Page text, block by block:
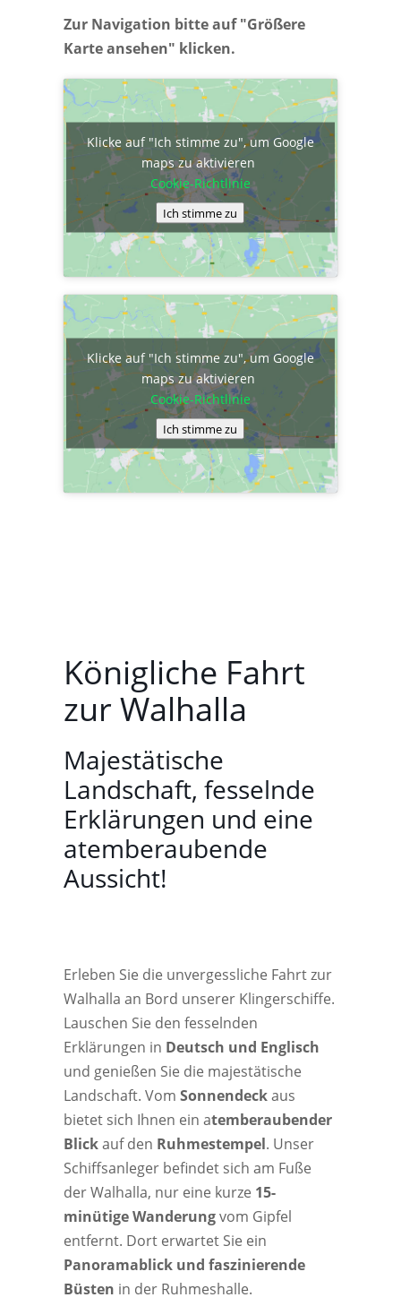
Zur Navigation bitte auf "Größere
Karte ansehen" klicken.
Klicke auf "Ich stimme zu", um Google
maps zu aktivieren
Cookie-Richtlinie
Ich stimme zu
Klicke auf "Ich stimme zu", um Google
maps zu aktivieren
Cookie-Richtlinie
Ich stimme zu
Königliche Fahrt
zur Walhalla
Majestätische
Landschaft, fesselnde
Erklärungen und eine
atemberaubende
Aussicht!
Erleben Sie die unvergessliche Fahrt zur
Walhalla an Bord unserer Klingerschiffe.
Lauschen Sie den fesselnden
Erklärungen in Deutsch und Englisch
und genießen Sie die majestätische
Landschaft. Vom Sonnendeckaus
bietet sich Ihnen ein atemberaubender
Blickauf den Ruhmestempel. Unser
Schiffsanleger befindet sich am Fuße
der Walhalla, nur eine kurze 15-
minütige Wanderungvom Gipfel
entfernt. Dort erwartet Sie ein
Panoramablick und faszinierende
Büsten in der Ruhmeshalle.